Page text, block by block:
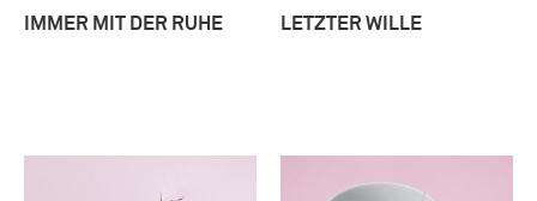
IMMER MIT DER RUHE LETZTER WILLE